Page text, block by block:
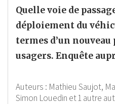
Quelle voie de
déploiement du
termes d’un nouveau
usagers. Enquête
Auteurs : Mathieu Saujot,
Simon Louedin et 1 autre